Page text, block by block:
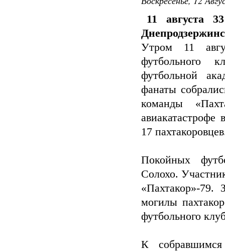
11 августа
Утром 11
футбольного
футбольной
фанаты
команды
17
Покойных
Солохо.
«Пахтакор»-79.
могилы
футбольного
К собравшимся